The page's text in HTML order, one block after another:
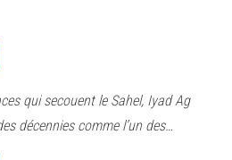
qui secouent le Sahel, Iyad Ag
décennies comme l’un des…